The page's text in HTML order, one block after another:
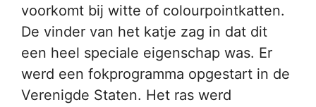
voorkomt bij witte of colourpointkatten.
De vinder van het katje zag in dat dit
een heel speciale eigenschap was. Er
werd een fokprogramma opgestart in de
Verenigde Staten. Het ras werd